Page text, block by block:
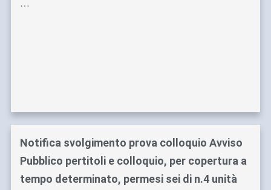
…
Notifica svolgimento prova colloquio Avviso
Pubblico pertitoli e colloquio, per copertura a
tempo determinato, permesi sei di n.4 unità